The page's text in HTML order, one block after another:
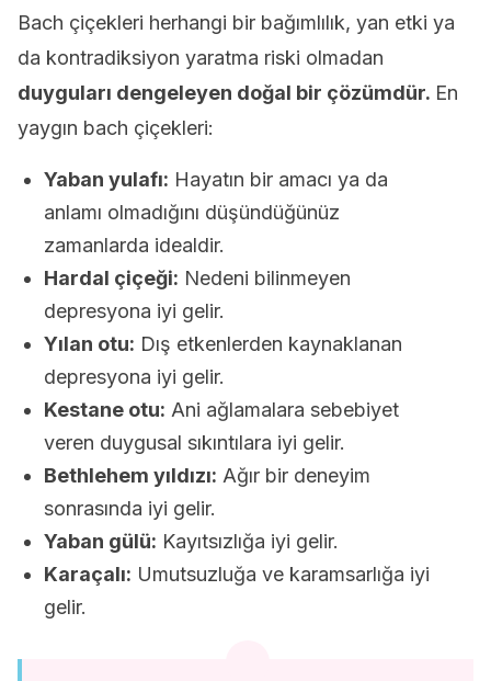
Bach çiçekleri herhangi bir bağımlılık, yan etki ya
da kontradiksiyon yaratma riski olmadan
duyguları dengeleyen doğal bir çözümdür. En
yaygın bach çiçekleri:
Yaban yulafı: Hayatın bir amacı ya da
anlamı olmadığını düşündüğünüz
zamanlarda idealdir.
Hardal çiçeği: Nedeni bilinmeyen
depresyona iyi gelir.
Yılan otu: Dış etkenlerden kaynaklanan
depresyona iyi gelir.
Kestane otu: Ani ağlamalara sebebiyet
veren duygusal sıkıntılara iyi gelir.
Bethlehem yıldızı: Ağır bir deneyim
sonrasında iyi gelir.
Yaban gülü: Kayıtsızlığa iyi gelir.
Karaçalı: Umutsuzluğa ve karamsarlığa iyi
gelir.